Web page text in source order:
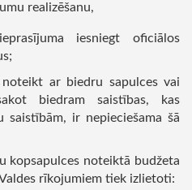
realizēšanu,
iesniegt oficiālos
ar biedru sapulces vai
biedram saistības, kas
ir nepieciešama šā
kopsapulces noteiktā budžeta
rīkojumiem tiek izlietoti: